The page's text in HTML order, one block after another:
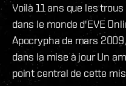
Voilà 11 ans que les
dans le monde d'EVE
Apocrypha de mars
dans la mise à jour Un
point central de cette